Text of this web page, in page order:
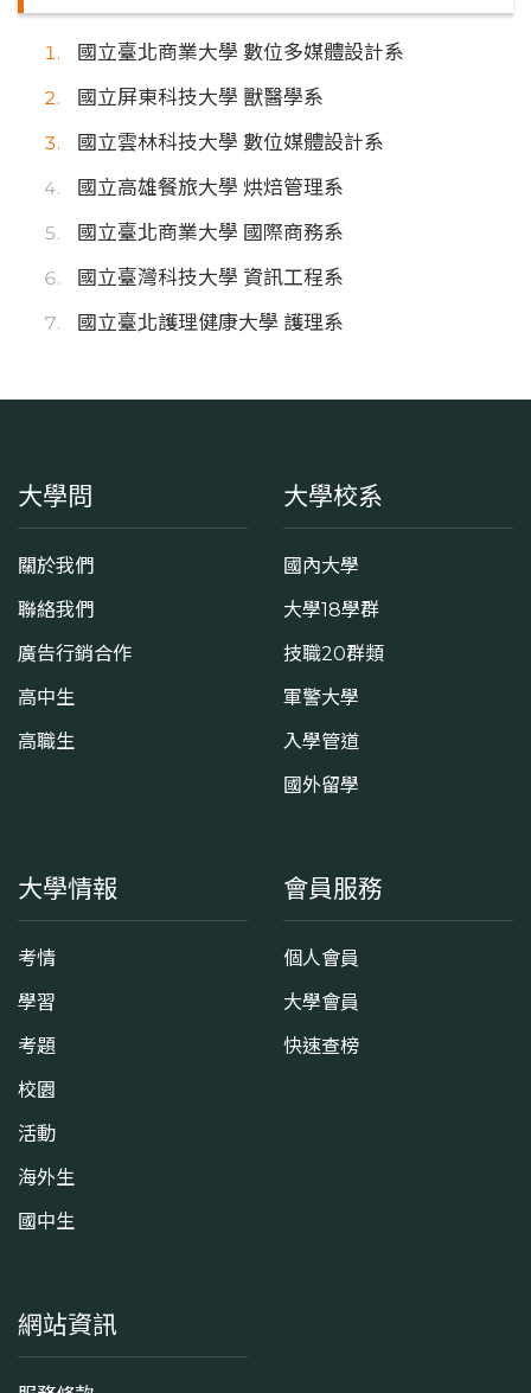
國立臺北商業大學 數位多媒體設計系
國立屏東科技大學 獸醫學系
國立雲林科技大學 數位媒體設計系
國立高雄餐旅大學 烘焙管理系
國立臺北商業大學 國際商務系
國立臺灣科技大學 資訊工程系
國立臺北護理健康大學 護理系
大學問
關於我們
聯絡我們
廣告行銷合作
高中生
高職生
大學校系
國內大學
大學18學群
技職20群類
軍警大學
入學管道
國外留學
大學情報
考情
學習
考題
校園
活動
海外生
國中生
會員服務
個人會員
大學會員
快速查榜
網站資訊